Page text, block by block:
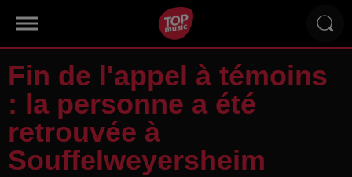
Fin de l'appel à témoins
: la personne a été
retrouvée à
Souffelweyersheim